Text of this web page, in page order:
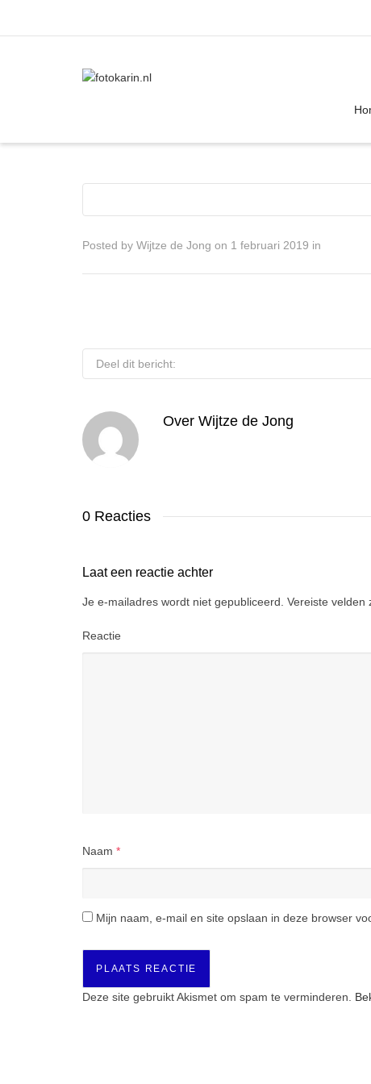
I'm looking for product in a size size .
Posted by Wijtze de Jong on 1 februari 2019 in
Deel dit bericht:
Over Wijtze de Jong
0 Reacties
Laat een reactie achter
Je e-mailadres wordt niet gepubliceerd. Vereiste velden
Reactie
Naam *
Mijn naam, e-mail en site opslaan in deze browser
Deze site gebruikt Akismet om spam te verminderen.